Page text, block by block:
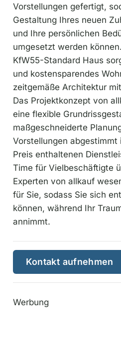
Vorstellungen gefertigt,
Gestaltung Ihres neuen
und Ihre persönlichen
umgesetzt werden
KfW55-Standard Haus
und kostensparendes
zeitgemäße Architektur
Das Projektkonzept von
eine flexible
maßgeschneiderte
Vorstellungen
Preis enthaltenen
Time für Vielbeschäftigte
Experten von allkauf
für Sie, sodass Sie sich
können, während Ihr
annimmt.
Kontakt aufnehmen
Werbung